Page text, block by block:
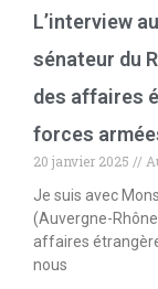
L’interview
sénateur du
des affaires
forces
20 janvier 2025
Je suis avec
(Auvergne-
affaires
nous